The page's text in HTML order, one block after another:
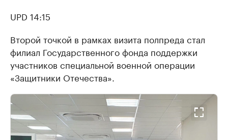
UPD 14:15
Второй точкой в рамках визита полпреда стал
филиал Государственного фонда поддержки
участников специальной военной операции
«Защитники Отечества».